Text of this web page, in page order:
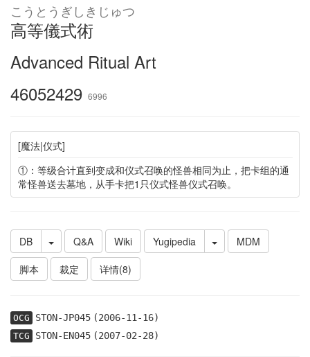
こうとうぎしきじゅつ
高等儀式術
Advanced Ritual Art
46052429 6996
[魔法|仪式]
①：等级合计直到变成和仪式召唤的怪兽相同为止，把卡组的通
常怪兽送去墓地，从手卡把1只仪式怪兽仪式召唤。
DB Q&A Wiki Yugipedia
MDM
脚本
裁定 详情(8)
OCG STON-JP045(2006-11-16)
TCG STON-EN045(2007-02-28)